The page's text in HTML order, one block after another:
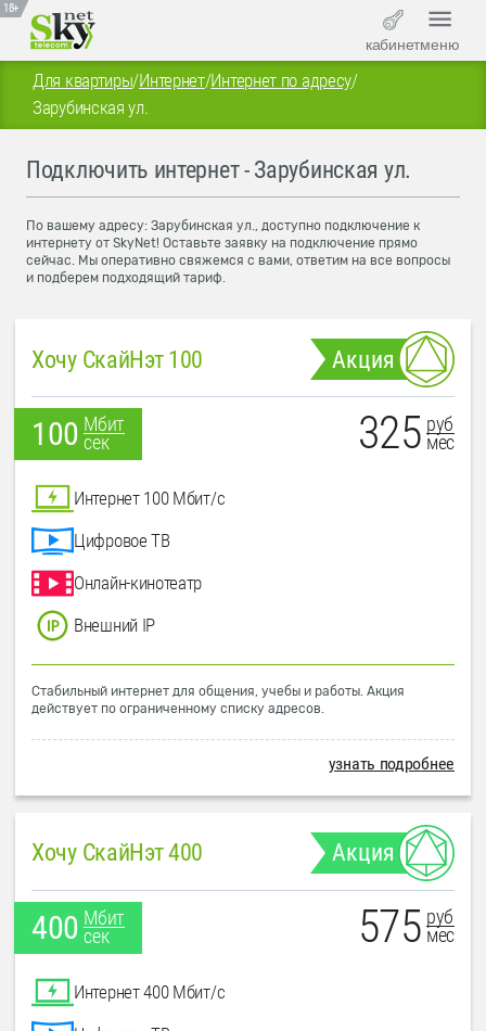
18+
кабинетменю
Для квартиры/Интернет/Интернет по адресу/
Зарубинская ул.
Подключить интернет - Зарубинская ул.
По вашему адресу: Зарубинская ул., доступно подключение к
интернету от SkyNet! Оставьте заявку на подключение прямо
сейчас. Мы оперативно свяжемся с вами, ответим на все вопросы
и подберем подходящий тариф.
Хочу СкайНэт 100 Акция
100 Мбит
сек
325 руб
мес
Интернет 100 Мбит/с
Цифровое ТВ
Онлайн-кинотеатр
Внешний IP
Стабильный интернет для общения, учебы и работы. Акция
действует по ограниченному списку адресов.
узнать подробнее
Хочу СкайНэт 400 Акция
400 Мбит
сек
575 руб
мес
Интернет 400 Мбит/с